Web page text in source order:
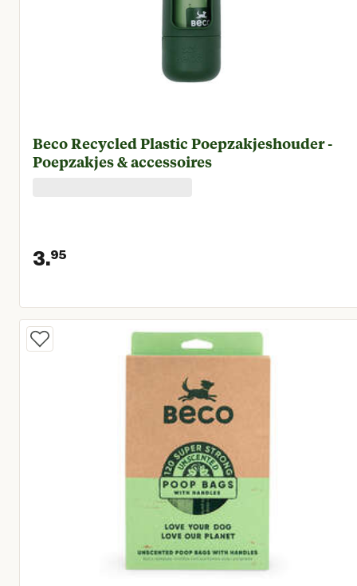
Beco Recycled Plastic Poepzakjeshouder -
Poepzakjes & accessoires
3.95
Huidige prijs € 3,95